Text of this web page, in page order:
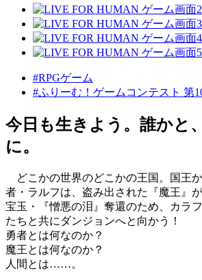
#RPGゲーム
#ふりーむ！ゲームコンテスト 第
今日も生きよう。誰かと
に。
どこかの世界のどこかの王国。国王
者・ラルフは、盗み出された『魔王』
宝玉・『憎悪の泪』奪還のため、カラ
たちと共にダンジョンへと向かう！
勇者とは何なのか？
魔王とは何なのか？
人間とは……。